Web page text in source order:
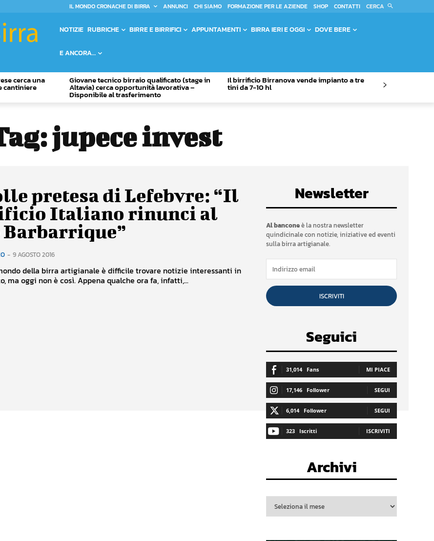
IL MONDO CRONACHE DI BIRRA ANNUNCI CHI SIAMO FORMAZIONE PER LE AZIENDE SHOP CONTATTI CERCA
NOTIZIE RUBRICHE BIRRE E BIRRIFICI APPUNTAMENTI BIRRA IERI E OGGI DOVE BERE
E ANCORA…
cerca una
cantiniere
Giovane tecnico birraio qualificato (stage in
Altavia) cerca opportunità lavorativa –
Disponibile al trasferimento
Il birrificio Birranova vende impianto a tre
tini da 7-10 hl
jupece invest
pretesa di Lefebvre: “Il
Italiano rinunci al
- 9 AGOSTO 2016
della birra artigianale è difficile trovare notizie interessanti in
ma oggi non è così. Appena qualche ora fa, infatti,...
Newsletter
Al banconeè la nostra newsletter
quindicinale con notizie, iniziative ed eventi
sulla birra artigianale.
ISCRIVITI
Seguici
31,014 Fans MI PIACE
17,146 Follower SEGUI
6,014 Follower SEGUI
323 Iscritti ISCRIVITI
Archivi